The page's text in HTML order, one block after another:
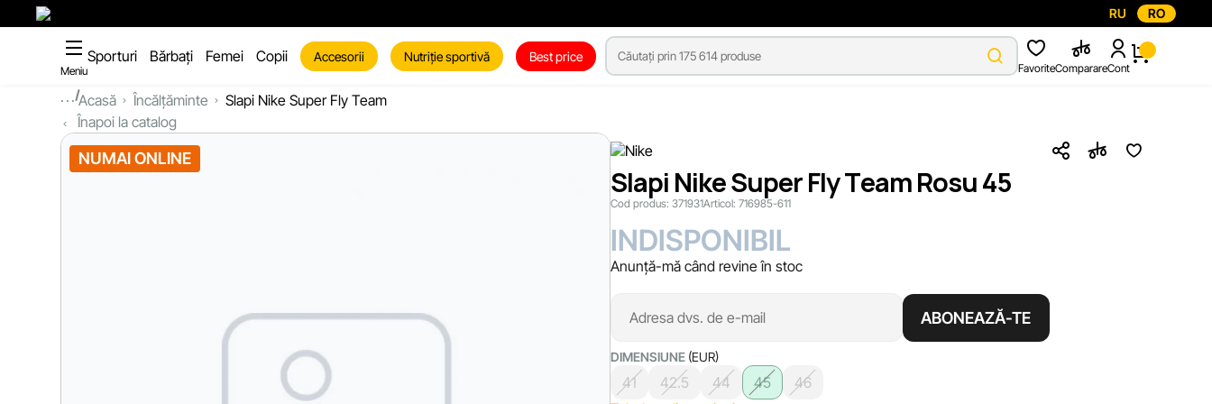
RU RO
Meniu
Sporturi Bărbați Femei Copii Accesorii Nutriție sportivă Best price
FavoriteComparareCont
...Acasă Încălțăminte
Slapi Nike Super Fly Team
Înapoi la catalog
NUMAI ONLINE
Slapi Nike Super Fly Team Rosu 45
Cod produs: 371931Articol: 716985-611
INDISPONIBIL
Anunță-mă când revine în stoc
ABONEAZĂ-TE
DIMENSIUNE (EUR)
41 42.5 44 45
46